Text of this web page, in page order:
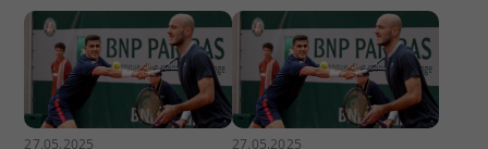
27.05.2025 27.05.2025